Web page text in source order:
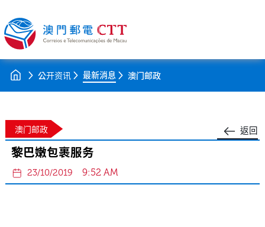
公开资讯 最新消息 澳门邮政
返回
澳门邮政
黎巴嫩包裹服务
23/10/2019 9:52 AM